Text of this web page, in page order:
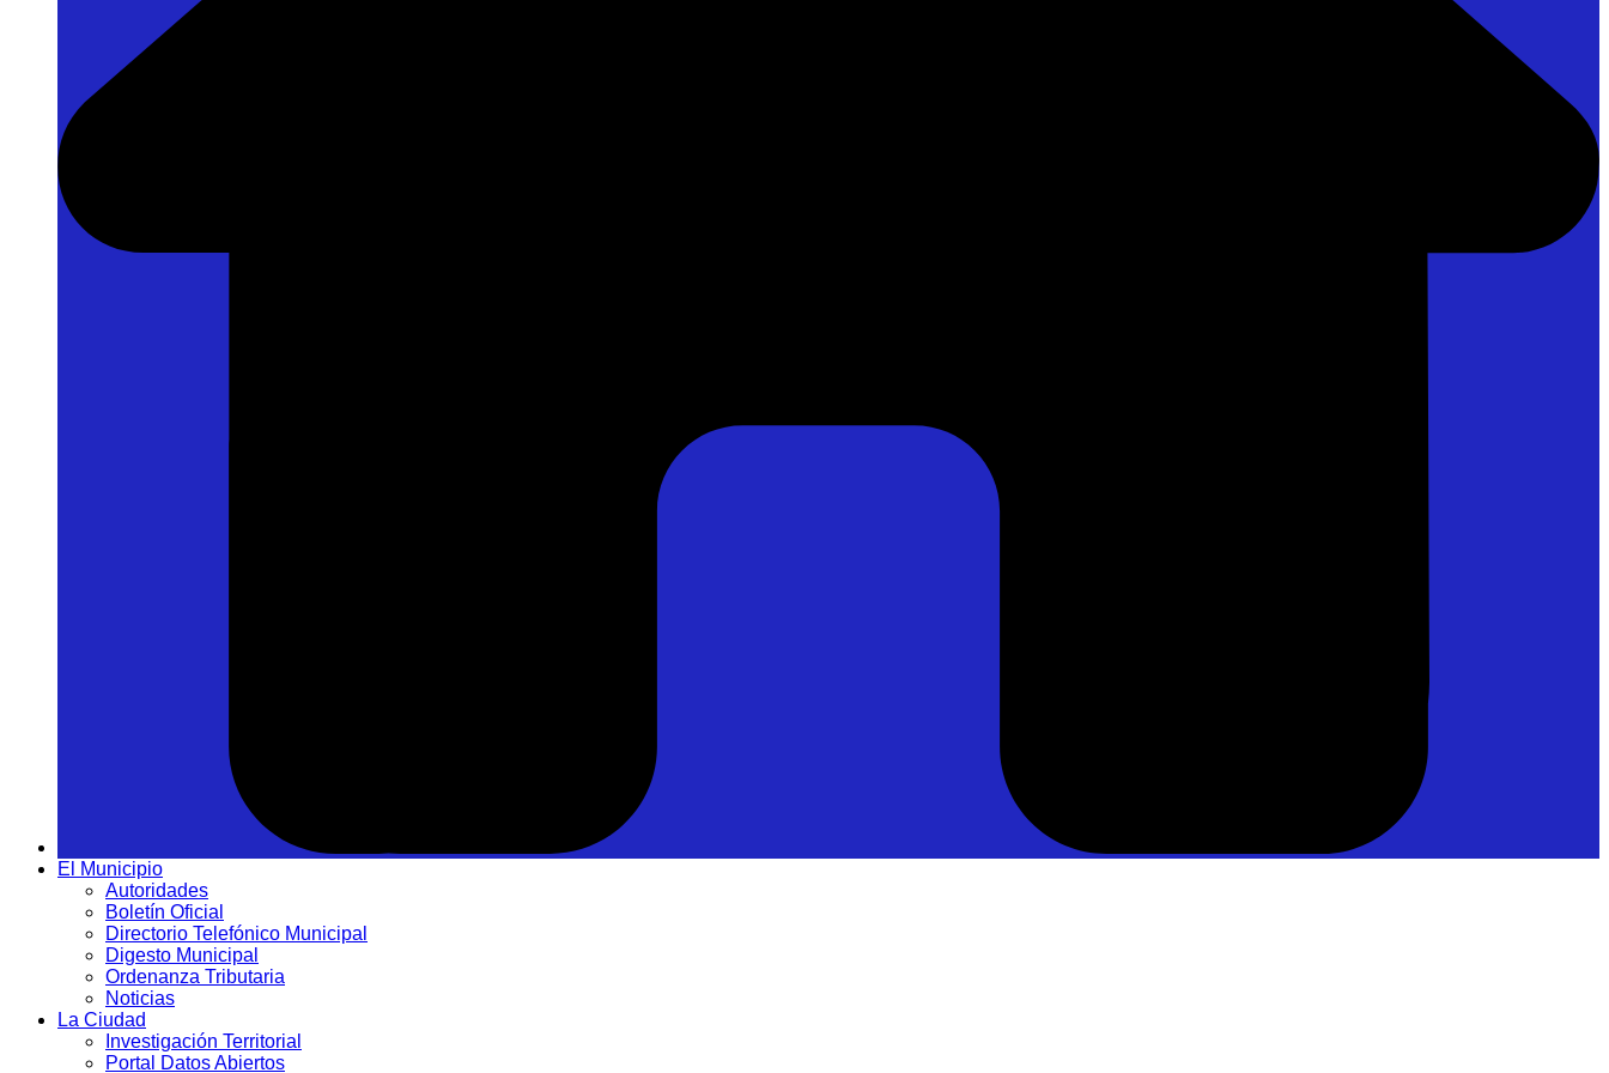
El Municipio
Autoridades
Boletín Oficial
Directorio Telefónico Municipal
Digesto Municipal
Ordenanza Tributaria
Noticias
La Ciudad
Investigación Territorial
Portal Datos Abiertos